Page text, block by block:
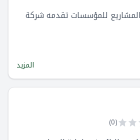
المشاريع للمؤسسات تقدمه شركة
المزيد
(
0
)